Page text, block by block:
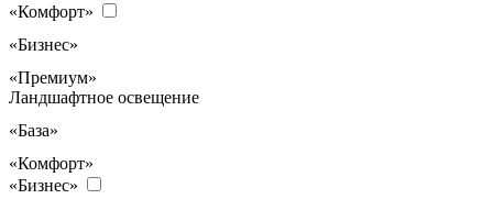
«Комфорт»
«Бизнес»
«Премиум»
Ландшафтное освещение
«База»
«Комфорт»
«Бизнес»